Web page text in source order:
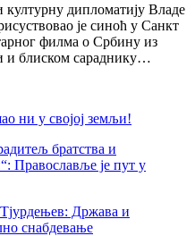
културну дипломатију Владе
је синоћ у Санкт
филма о Србину из
и блиском сараднику…
ни у својој земљи!
братства и
Православље је пут у
Држава и
снабдевање